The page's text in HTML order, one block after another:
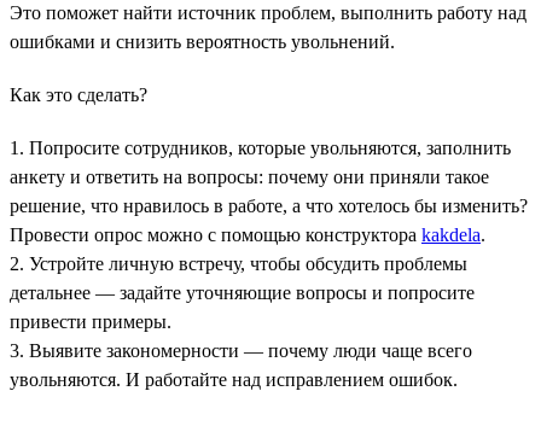
Это поможет найти источник проблем, выполнить работу над
ошибками и снизить вероятность увольнений.
Как это сделать?
1. Попросите сотрудников, которые увольняются, заполнить
анкету и ответить на вопросы: почему они приняли такое
решение, что нравилось в работе, а что хотелось бы изменить?
Провести опрос можно с помощью конструктора kakdela.
2. Устройте личную встречу, чтобы обсудить проблемы
детальнее — задайте уточняющие вопросы и попросите
привести примеры.
3. Выявите закономерности — почему люди чаще всего
увольняются. И работайте над исправлением ошибок.